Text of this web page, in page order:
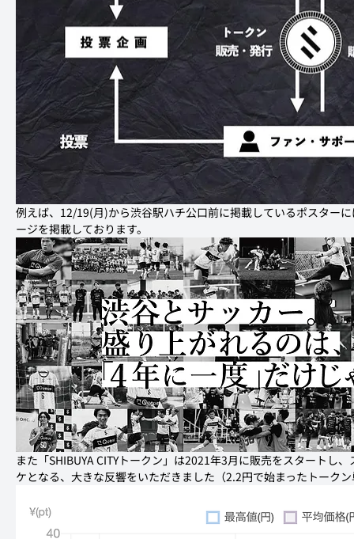
例えば、12/19(月)から渋谷駅ハチ公口前に掲載しているポスター
ージを掲載しております。
また「SHIBUYA CITYトークン」は2021年3月に販売をスタートし
ケとなる、大きな反響をいただきました（2.2円で始まったトーク